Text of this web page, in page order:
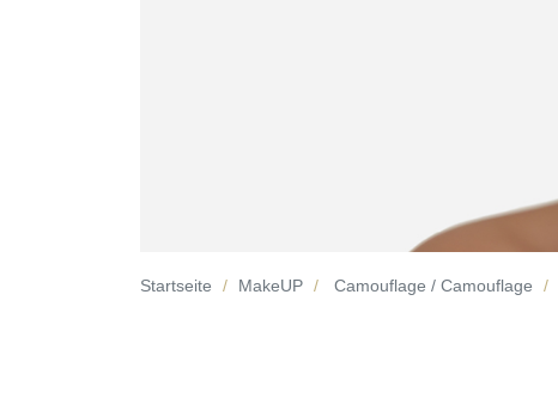
Startseite MakeUP Camouflage / Camouflage